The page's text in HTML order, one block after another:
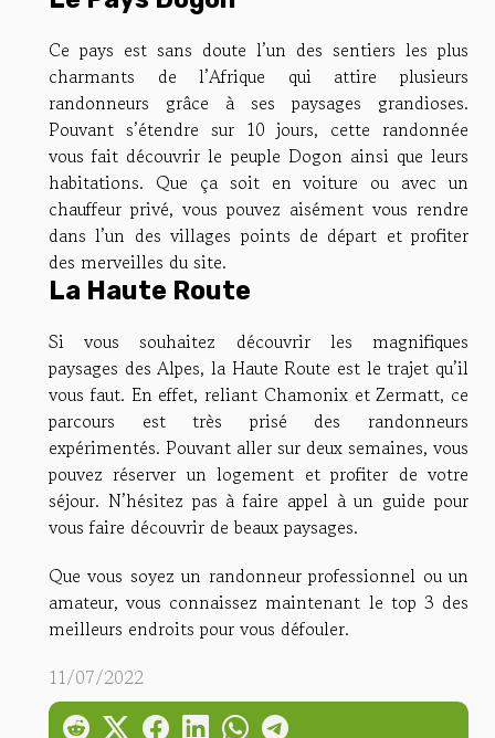
Ce pays est sans doute l’un des sentiers les plus
charmants de l’Afrique qui attire plusieurs
randonneurs grâce à ses paysages grandioses.
Pouvant s’étendre sur 10 jours, cette randonnée
vous fait découvrir le peuple Dogon ainsi que leurs
habitations. Que ça soit en voiture ou avec un
chauffeur privé, vous pouvez aisément vous rendre
dans l’un des villages points de départ et profiter
des merveilles du site.
La Haute Route
Si vous souhaitez découvrir les magnifiques
paysages des Alpes, la Haute Route est le trajet qu’il
vous faut. En effet, reliant Chamonix et Zermatt, ce
parcours est très prisé des randonneurs
expérimentés. Pouvant aller sur deux semaines, vous
pouvez réserver un logement et profiter de votre
séjour. N’hésitez pas à faire appel à un guide pour
vous faire découvrir de beaux paysages.
Que vous soyez un randonneur professionnel ou un
amateur, vous connaissez maintenant le top 3 des
meilleurs endroits pour vous défouler.
11/07/2022